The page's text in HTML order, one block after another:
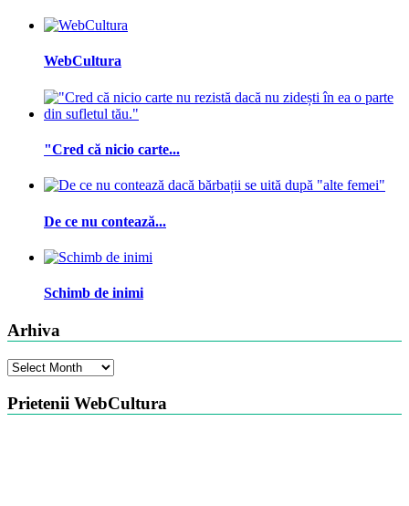
WebCultura
"Cred că nicio carte...
De ce nu contează...
Schimb de inimi
Arhiva
Arhiva
Prietenii WebCultura